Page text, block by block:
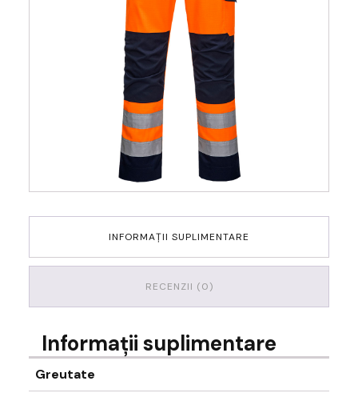
INFORMAȚII SUPLIMENTARE
RECENZII (0)
Informații suplimentare
Greutate